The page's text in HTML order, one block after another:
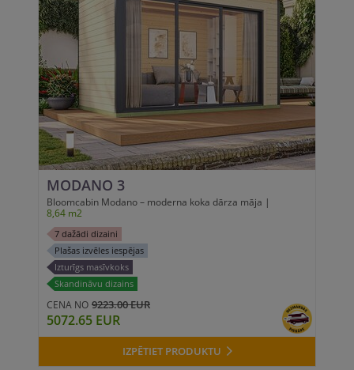
MODANO 3
Bloomcabin Modano – moderna koka dārza māja |
8,64 m2
7 dažādi dizaini
Plašas izvēles iespējas
Izturīgs masīvkoks
Skandināvu dizains
CENA NO 9223.00 EUR
5072.65 EUR
IZPĒTIET PRODUKTU